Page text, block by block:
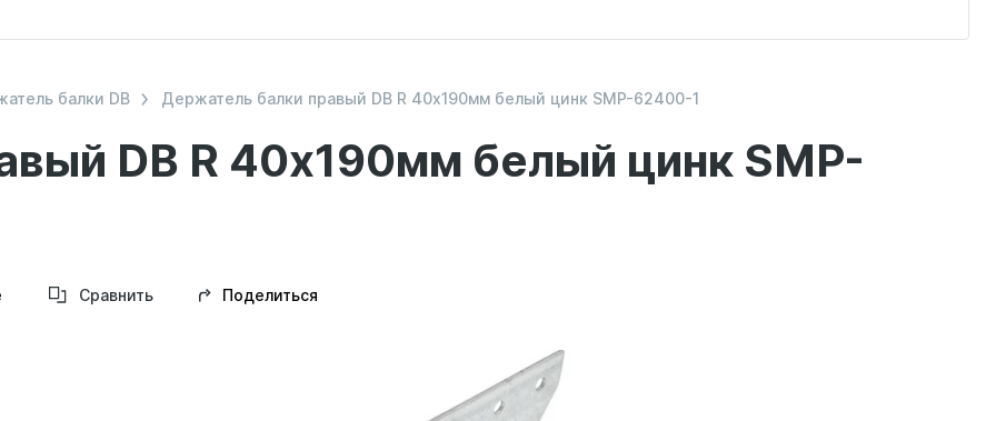
DB R 40х190мм белый цинк SMP-
балки DB Держатель балки правый DB R 40х190мм белый цинк SMP-62400-1
Сравнить Поделиться